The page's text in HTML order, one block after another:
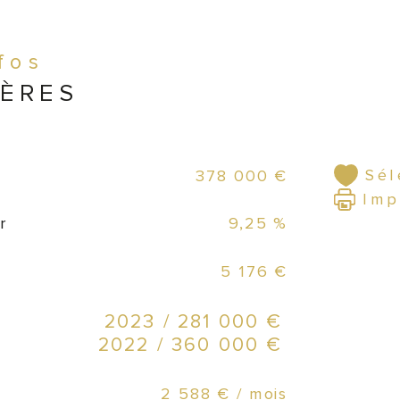
378 000 €
9,25 %
5 176 €
2023 / 281 000 €
2022 / 360 000 €
2 588 € / mois